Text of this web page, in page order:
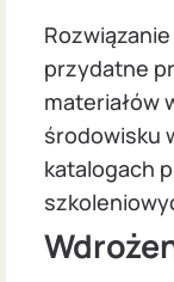
przydatne
materiałów
środowisku
katalogach